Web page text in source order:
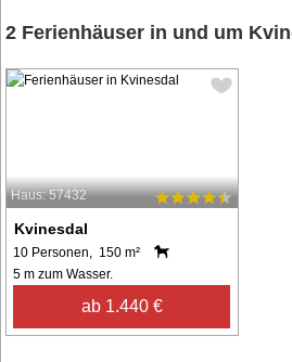
2 Ferienhäuser in und um
Haus: 57432
Kvinesdal
10 Personen, 150 m²
5 m zum Wasser.
ab 1.440 €